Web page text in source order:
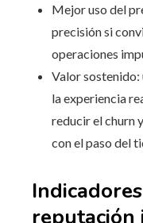
Mejor uso del
precisión si
operaciones
Valor sostenido:
la experiencia
reducir el churn
con el paso del